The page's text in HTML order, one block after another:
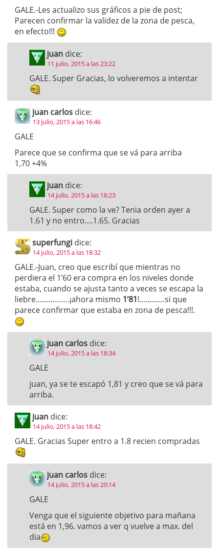
GALE.-Les actualizo sus gráficos a pie de post;
Parecen confirmar la validez de la zona de pesca,
en efecto!!!
juan dice:
11 julio, 2015 a las 23:22
GALE. Super Gracias, lo volveremos a intentar
juan carlos dice:
13 julio, 2015 a las 16:46
GALE
Parece que se confirma que se vá para arriba
1,70 +4%
juan dice:
14 julio, 2015 a las 18:23
GALE. Super como la ve? Tenia orden ayer a
1.61 y no entro….1.65. Gracias
superfungi dice:
14 julio, 2015 a las 18:32
GALE.-Juan, creo que escribí que mientras no
perdiera el 1’60 era compra en los niveles donde
estaba, cuando se ajusta tanto a veces se escapa la
liebre…………….¡ahora mismo 1’81!…………si que
parece confirmar que estaba en zona de pesca!!!.
juan carlos dice:
14 julio, 2015 a las 18:34
GALE
juan, ya se te escapó 1,81 y creo que se vá para
arriba.
juan dice:
14 julio, 2015 a las 18:42
GALE. Gracias Super entro a 1.8 recien compradas
juan carlos dice:
14 julio, 2015 a las 20:14
GALE
Venga que el siguiente objetivo para mañana
está en 1,96. vamos a ver q vuelve a max. del
dia